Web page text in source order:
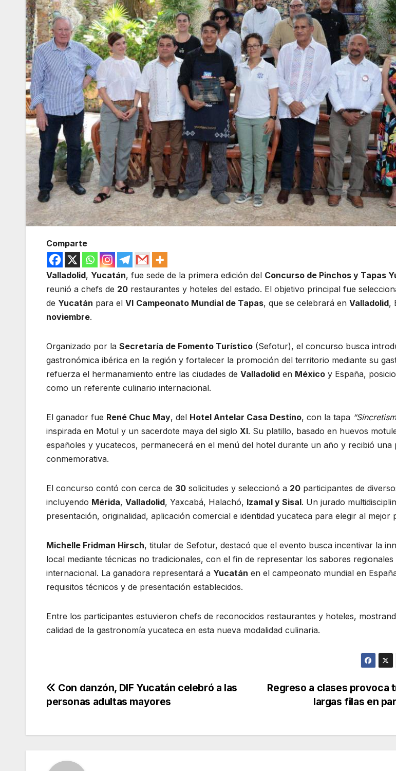
Comparte
Valladolid, Yucatán, fue sede de la primera edición del Concurso de Pinchos y Tapas
reunió a chefs de 20 restaurantes y hoteles del estado. El objetivo principal fue
de Yucatán para el VI Campeonato Mundial de Tapas, que se celebrará en Valladolid,
noviembre.
Organizado por la Secretaría de Fomento Turístico (Sefotur), el concurso busca
gastronómica ibérica en la región y fortalecer la promoción del territorio mediante su
refuerza el hermanamiento entre las ciudades de Valladolid en México y España,
como un referente culinario internacional.
El ganador fue René Chuc May, del Hotel Antelar Casa Destino, con la tapa
inspirada en Motul y un sacerdote maya del siglo XI. Su platillo, basado en huevos
españoles y yucatecos, permanecerá en el menú del hotel durante un año y recibió una
conmemorativa.
El concurso contó con cerca de 30 solicitudes y seleccionó a 20 participantes de
incluyendo Mérida, Valladolid, Yaxcabá, Halachó, Izamal y Sisal. Un jurado
presentación, originalidad, aplicación comercial e identidad yucateca para elegir al mejor
Michelle Fridman Hirsch, titular de Sefotur, destacó que el evento busca incentivar la
local mediante técnicas no tradicionales, con el fin de representar los sabores
internacional. La ganadora representará a Yucatán en el campeonato mundial en
requisitos técnicos y de presentación establecidos.
Entre los participantes estuvieron chefs de reconocidos restaurantes y hoteles,
calidad de la gastronomía yucateca en esta nueva modalidad culinaria.
Navegación
de
entradas
Regreso a clases provoca
largas filas en
Con danzón, DIF Yucatán celebró a las
personas adultas mayores